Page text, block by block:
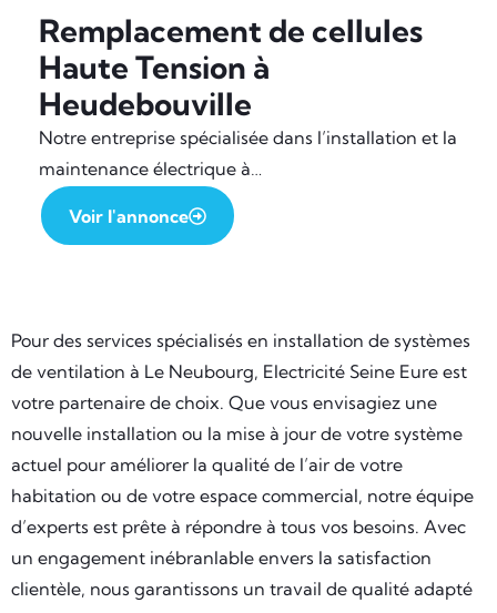
Remplacement de cellules
Haute Tension à
Heudebouville
Notre entreprise spécialisée dans l’installation et la
maintenance électrique à…
Voir l'annonce
Pour des services spécialisés en installation de systèmes
de ventilation à Le Neubourg, Electricité Seine Eure est
votre partenaire de choix. Que vous envisagiez une
nouvelle installation ou la mise à jour de votre système
actuel pour améliorer la qualité de l’air de votre
habitation ou de votre espace commercial, notre équipe
d’experts est prête à répondre à tous vos besoins. Avec
un engagement inébranlable envers la satisfaction
clientèle, nous garantissons un travail de qualité adapté